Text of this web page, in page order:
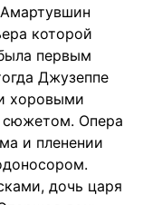
которой
первым
Джузеппе
хоровыми
сюжетом. Опера
и пленении
дочь царя